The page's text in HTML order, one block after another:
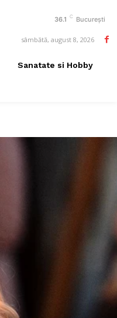
36.1 C București
sâmbătă, august 8, 2026
Sanatate si Hobby